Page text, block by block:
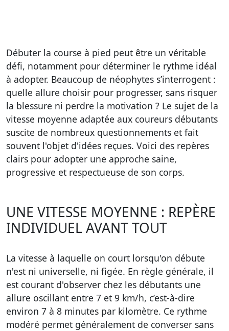
Débuter la course à pied peut être un véritable
défi, notamment pour déterminer le rythme idéal
à adopter. Beaucoup de néophytes s’interrogent :
quelle allure choisir pour progresser, sans risquer
la blessure ni perdre la motivation ? Le sujet de la
vitesse moyenne adaptée aux coureurs débutants
suscite de nombreux questionnements et fait
souvent l'objet d'idées reçues. Voici des repères
clairs pour adopter une approche saine,
progressive et respectueuse de son corps.
UNE VITESSE MOYENNE : REPÈRE
INDIVIDUEL AVANT TOUT
La vitesse à laquelle on court lorsqu'on débute
n'est ni universelle, ni figée. En règle générale, il
est courant d'observer chez les débutants une
allure oscillant entre 7 et 9 km/h, c’est-à-dire
environ 7 à 8 minutes par kilomètre. Ce rythme
modéré permet généralement de converser sans